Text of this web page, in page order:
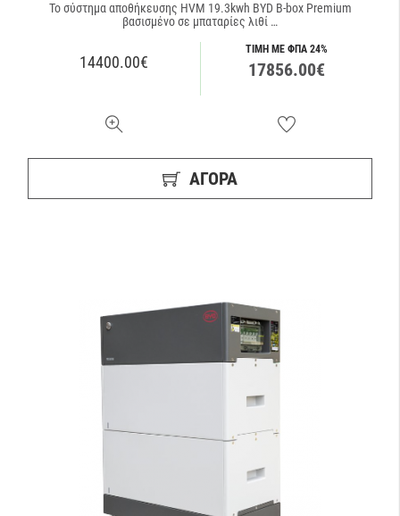
Το σύστημα αποθήκευσης HVM 19.3kwh BYD B-box Premium
βασισμένο σε μπαταρίες λιθί …
14400.00€
ΤΙΜΗ ΜΕ ΦΠΑ 24%
17856.00€
ΑΓΟΡΑ